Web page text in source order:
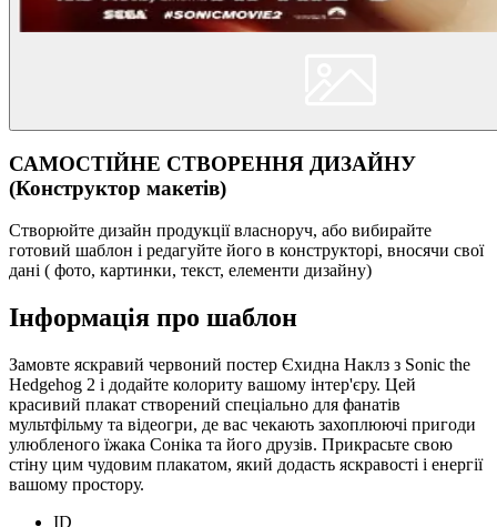
САМОСТІЙНЕ СТВОРЕННЯ ДИЗАЙНУ
(Конструктор макетів)
Створюйте дизайн продукції власноруч, або вибирайте
готовий шаблон і редагуйте його в конструкторі, вносячи свої
дані ( фото, картинки, текст, елементи дизайну)
Інформація про шаблон
Замовте яскравий червоний постер Єхидна Наклз з Sonic the
Hedgehog 2 і додайте колориту вашому інтер'єру. Цей
красивий плакат створений спеціально для фанатів
мультфільму та відеогри, де вас чекають захоплюючі пригоди
улюбленого їжака Соніка та його друзів. Прикрасьте свою
стіну цим чудовим плакатом, який додасть яскравості і енергії
вашому простору.
ID